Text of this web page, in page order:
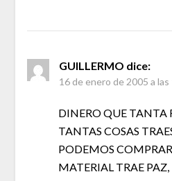
GUILLERMO dice:
16 de enero de 2005 a las
DINERO QUE TANTA
TANTAS COSAS
PODEMOS
MATERIAL TRAE PAZ,